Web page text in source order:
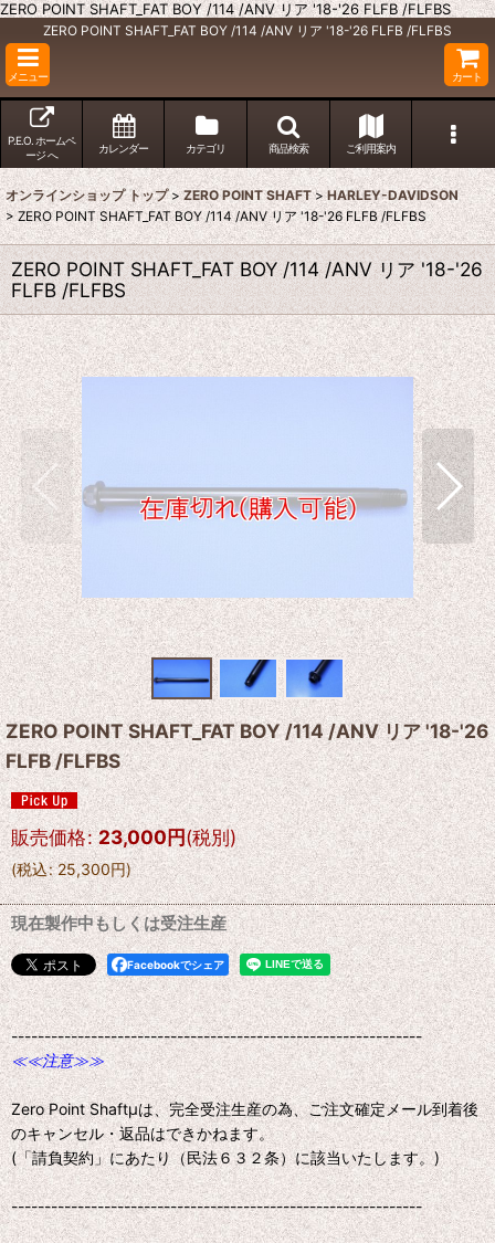
ZERO POINT SHAFT_FAT BOY /114 /ANV リア '18-'26 FLFB /FLFBS
ZERO POINT SHAFT_FAT BOY /114 /ANV リア '18-'26 FLFB /FLFBS
メニュー カート
P.E.O. ホームペ
ージ へ
カレンダー カテゴリ 商品検索 ご利用案内
オンラインショップ トップ > ZERO POINT SHAFT > HARLEY-DAVIDSON
> ZERO POINT SHAFT_FAT BOY /114 /ANV リア '18-'26 FLFB /FLFBS
ZERO POINT SHAFT_FAT BOY /114 /ANV リア '18-'26
FLFB /FLFBS
ZERO POINT SHAFT_FAT BOY /114 /ANV リア '18-'26
FLFB /FLFBS
販売価格: 23,000円(税別)
(税込: 25,300円)
現在製作中もしくは受注生産
Facebookでシェア
--------------------------------------------------------------
≪≪注意≫≫
Zero Point Shaftμは、完全受注生産の為、ご注文確定メール到着後
のキャンセル・返品はできかねます。
(「請負契約」にあたり（民法６３２条）に該当いたします。)
--------------------------------------------------------------